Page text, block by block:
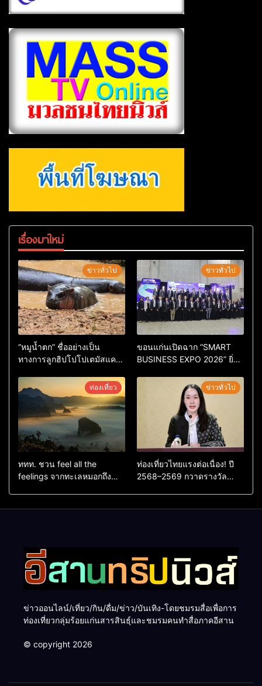
เรื่องมาใหม่
ข่าวทั่วไป
“หมูน้ำตก” ชื่ออย่างเป็น
ทางการลูกฮิปโปโปเตมัสแคระ
หลังผู้ร่วมกิจกรรมร่วมโหวต
ชนะกว่า 10,000 คะแนน
ข่าวทั่วไป
ขอนแก่นเปิดฉาก “SMART
BUSINESS EXPO 2026” ยิ่ง
ยกระดับเศรษฐกิจดิจิทัลอีสาน
ท่องเที่ยว
ททท. ชวน feel all the
feelings จากทะเลหมอกถึง
ข่าวทั่วไป
ท่องเที่ยวไทยแรงต่อเนื่อง! ปี
2568–2569 กวาดรางวัล
ข่าวออนไลน์/เที่ยว/กิน/ดื่ม/ข่าว/บันเทิง-โดยชมรมสื่อเพื่อการ
ท่องเที่ยวกลุ่มร้อยแก่นสารสินธุ์และชมรมคนทำสื่อภาคอีสาน
© copyright 2026